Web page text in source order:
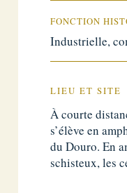
FONCTION
Industrielle,
LIEU ET SITE
À courte
s’élève en
du Douro. En
schisteux, les